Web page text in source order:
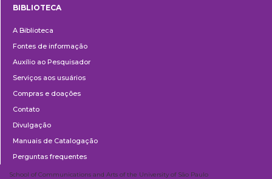
BIBLIOTECA
A Biblioteca
Fontes de informação
Auxílio ao Pesquisador
Serviços aos usuários
Compras e doações
Contato
Divulgação
Manuais de Catalogação
Perguntas frequentes
School of Communications and Arts of the University of São Paulo